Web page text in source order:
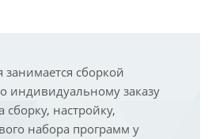
сборкой
индивидуальному заказу
сборку, настройку,
набора программ у